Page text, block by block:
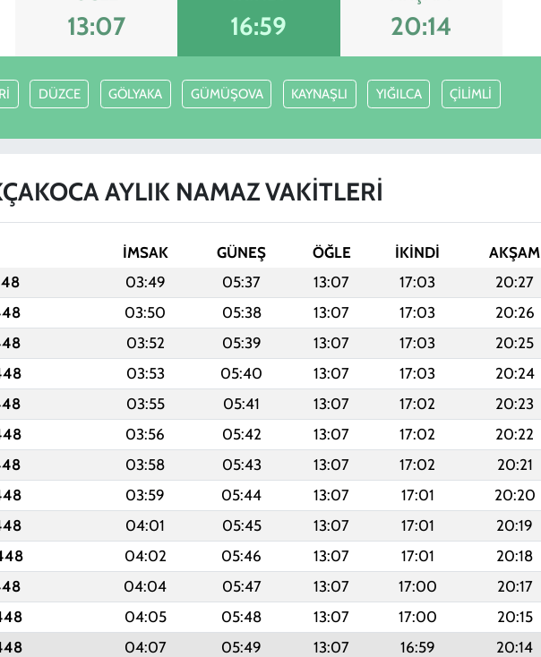
13:07 16:59 20:14
DÜZCE GÖLYAKA GÜMÜŞOVA KAYNAŞLI YIĞILCA ÇİLİMLİ
AYLIK NAMAZ VAKITLERI
İMSAK GÜNEŞ ÖĞLE İKINDI AKŞAM
03:49 05:37 13:07 17:03 20:27
03:50 05:38 13:07 17:03 20:26
03:52 05:39 13:07 17:03 20:25
03:53 05:40 13:07 17:03 20:24
03:55 05:41 13:07 17:02 20:23
03:56 05:42 13:07 17:02 20:22
03:58 05:43 13:07 17:02 20:21
03:59 05:44 13:07 17:01 20:20
04:01 05:45 13:07 17:01 20:19
04:02 05:46 13:07 17:01 20:18
04:04 05:47 13:07 17:00 20:17
04:05 05:48 13:07 17:00 20:15
04:07 05:49 13:07 16:59 20:14